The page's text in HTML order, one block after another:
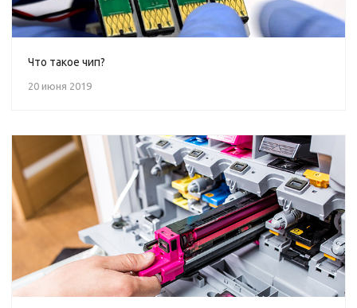
Что такое чип?
20 июня 2019